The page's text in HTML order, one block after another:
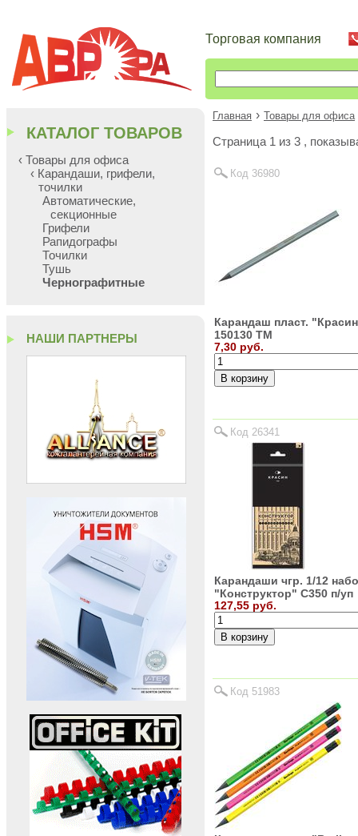
Торговая компания
Главная › Товары для офиса
Cтраница 1 из 3 ,
Код 36980
Карандаш пласт.
150130 ТМ
7,30 руб.
Код 26341
Карандаши чгр. 1/12
"Конструктор" С350 п/уп
127,55 руб.
Код 51983
КАТАЛОГ ТОВАРОВ
‹ Товары для офиса
‹ Карандаши, грифели,
точилки
Автоматические,
секционные
Грифели
Рапидографы
Точилки
Тушь
Чернографитные
НАШИ ПАРТНЕРЫ